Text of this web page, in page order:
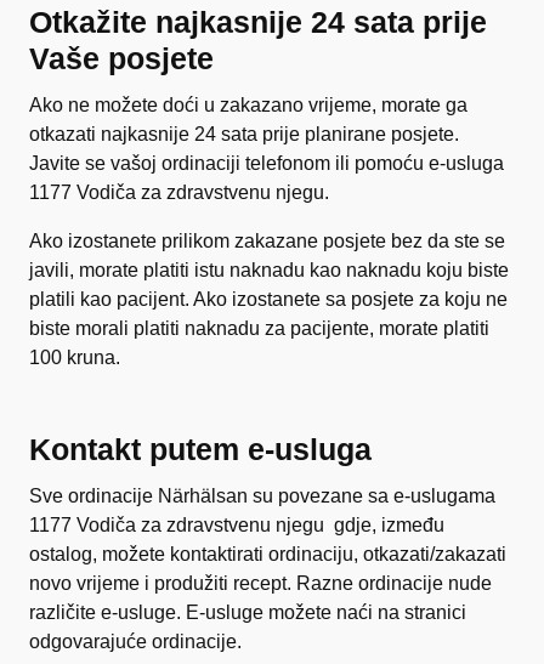
Otkažite najkasnije 24 sata prije
Vaše posjete
Ako ne možete doći u zakazano vrijeme, morate ga
otkazati najkasnije 24 sata prije planirane posjete.
Javite se vašoj ordinaciji telefonom ili pomoću e-usluga
1177 Vodiča za zdravstvenu njegu.
Ako izostanete prilikom zakazane posjete bez da ste se
javili, morate platiti istu naknadu kao naknadu koju biste
platili kao pacijent. Ako izostanete sa posjete za koju ne
biste morali platiti naknadu za pacijente, morate platiti
100 kruna.
Kontakt putem e-usluga
Sve ordinacije Närhälsan su povezane sa e-uslugama
1177 Vodiča za zdravstvenu njegu gdje, između
ostalog, možete kontaktirati ordinaciju, otkazati/zakazati
novo vrijeme i produžiti recept. Razne ordinacije nude
različite e-usluge. E-usluge možete naći na stranici
odgovarajuće ordinacije.